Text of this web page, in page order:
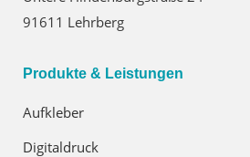
91611 Lehrberg
Produkte & Leistungen
Aufkleber
Digitaldruck